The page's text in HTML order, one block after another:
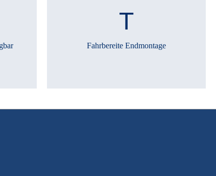
Fahrbereite Endmontage